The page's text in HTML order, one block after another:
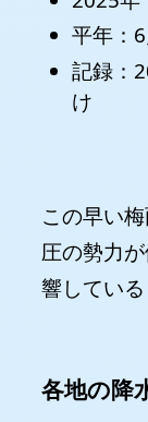
平年：
記録：
け
この早い
圧の勢力
響している
各地の降